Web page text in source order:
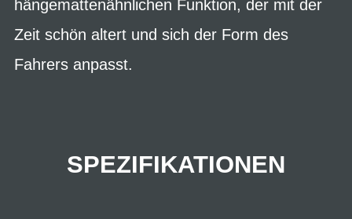
hängemattenähnlichen Funktion, der mit der
Zeit schön altert und sich der Form des
Fahrers anpasst.
SPEZIFIKATIONEN